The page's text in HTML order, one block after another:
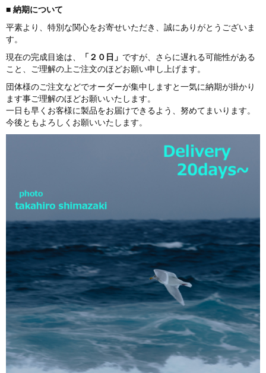
■ 納期について
平素より、特別な関心をお寄せいただき、誠にありがとうございま
す。
現在の完成目途は、
「２０日」 ですが、さらに遅れる可能性がある
こと、ご理解の上ご注文のほどお願い申し上げます。
団体様のご注文などでオーダーが集中しますと一気に納期が掛かり
ます事ご理解のほどお願いいたします。
一日も早くお客様に製品をお届けできるよう、努めてまいります。
今後ともよろしくお願いいたします。